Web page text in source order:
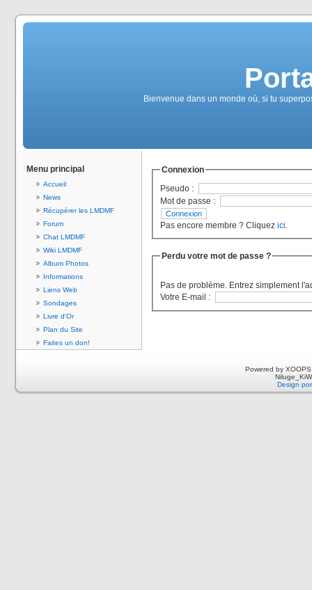
Bienvenue dans un monde où, si tu
Menu principal
Accueil
News
Récupérer les LMDMF
Forum
Chat LMDMF
Wiki LMDMF
Album Photos
Informations
Liens Web
Sondages
Livre d'Or
Plan du Site
Faites un don!
Connexion
Pseudo :
Mot de passe :
Pas encore membre ? Cliquez ici.
Perdu votre mot de passe ?
Pas de problème. Entrez simplement
Votre E-mail :
Powered by
Design